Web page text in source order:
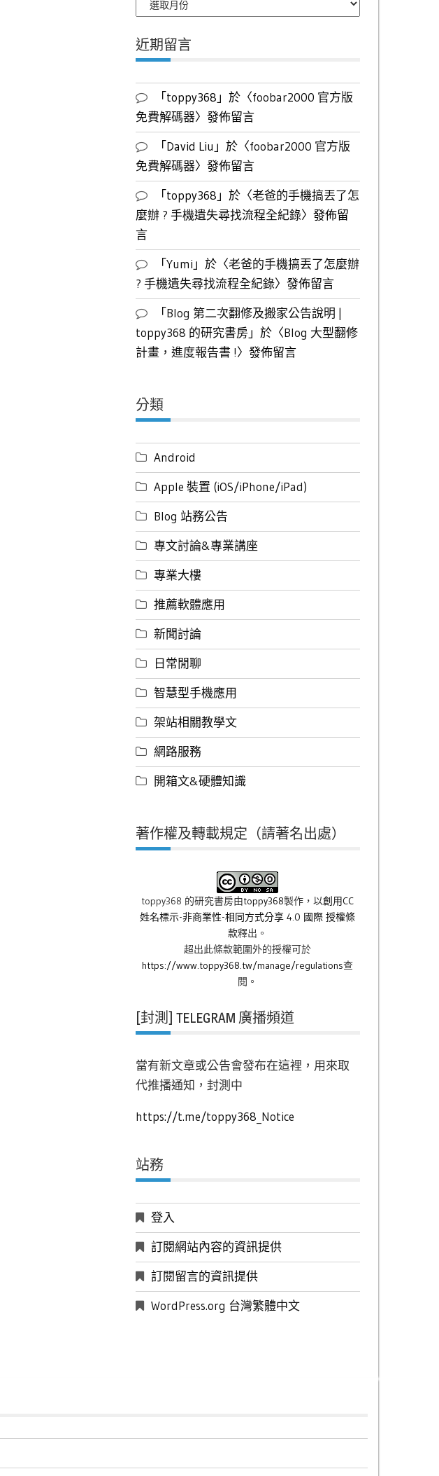
月
章
列
近期留言
「toppy368 」於〈foobar2000 官方版
免費解碼器〉發佈留言
「David Liu 」於〈foobar2000 官方版
免費解碼器〉發佈留言
「toppy368 」於〈老爸的手機搞丟了怎
麼辦 ? 手機遺失尋找流程全紀錄〉發佈留
言
「Yumi 」於〈老爸的手機搞丟了怎麼辦
? 手機遺失尋找流程全紀錄〉發佈留言
「Blog 第二次翻修及搬家公告說明 |
toppy368 的研究書房」於〈Blog 大型翻修
計畫，進度報告書 !〉發佈留言
分類
Android
Apple 裝置 (iOS/iPhone/iPad)
Blog 站務公告
專文討論&專業講座
專業大樓
推薦軟體應用
新聞討論
日常閒聊
智慧型手機應用
架站相關教學文
網路服務
開箱文&硬體知識
著作權及轉載規定（請著名出處）
toppy368 的研究書房由toppy368製作，以創用CC
姓名標示-非商業性-相同方式分享 4.0 國際 授權條
款釋出。
超出此條款範圍外的授權可於
https://www.toppy368.tw/manage/regulations查
閱。
[封測] TELEGRAM 廣播頻道
當有新文章或公告會發布在這裡，用來取
代推播通知，封測中
https://t.me/toppy368_Notice
站務
登入
訂閱網站內容的資訊提供
訂閱留言的資訊提供
WordPress.org 台灣繁體中文